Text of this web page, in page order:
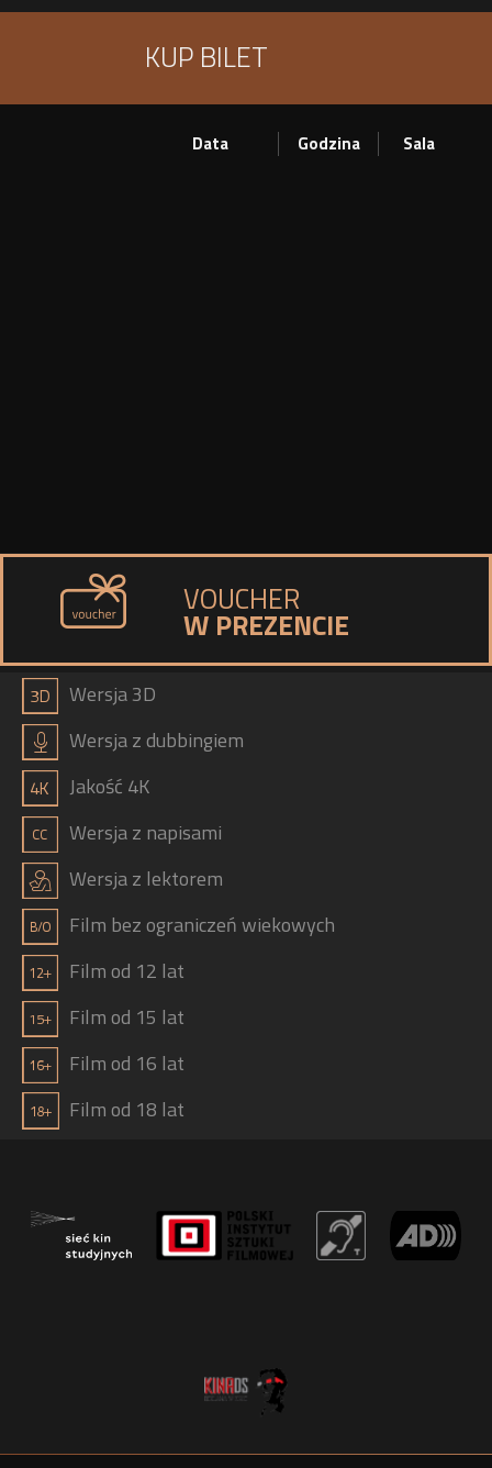
KUP BILET
Data Godzina Sala
VOUCHER
W PREZENCIE
a Wersja 3D
h Wersja z dubbingiem
b Jakość 4K
g Wersja z napisami
j Wersja z lektorem
Film bez ograniczeń wiekowych
Film od 12 lat
Film od 15 lat
Film od 16 lat
Film od 18 lat